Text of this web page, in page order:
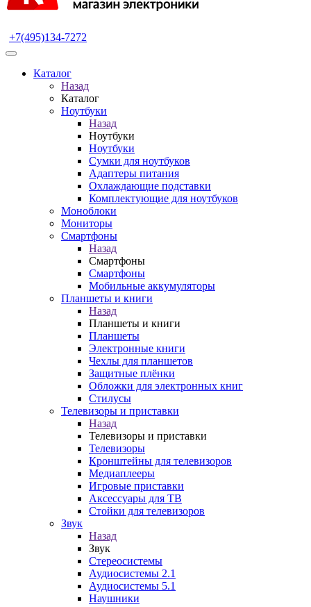
+7(495)134-7272
Каталог
Назад
Каталог
Ноутбуки
Назад
Ноутбуки
Ноутбуки
Сумки для ноутбуков
Адаптеры питания
Охлаждающие подставки
Комплектующие для ноутбуков
Моноблоки
Мониторы
Смартфоны
Назад
Смартфоны
Смартфоны
Мобильные аккумуляторы
Планшеты и книги
Назад
Планшеты и книги
Планшеты
Электронные книги
Чехлы для планшетов
Защитные плёнки
Обложки для электронных книг
Стилусы
Телевизоры и приставки
Назад
Телевизоры и приставки
Телевизоры
Кронштейны для телевизоров
Медиаплееры
Игровые приставки
Аксессуары для ТВ
Стойки для телевизоров
Звук
Назад
Звук
Стереосистемы
Аудиосистемы 2.1
Аудиосистемы 5.1
Наушники